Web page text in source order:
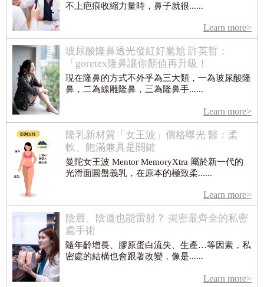
不上疤痕收縮力量時，鼻子就很......
Learn more>
玻尿酸隆鼻透光發紅好尷尬 許英哲：
「goretex隆鼻讓你顏值再升級！
現在隆鼻的方式不外乎為三大類，一為玻尿酸隆
鼻，二為線雕隆鼻，三為隆鼻手......
Learn more>
隆乳新材質「女王波」價格曝光 醫：柔
軟、飽滿兼具是關鍵
曼陀女王波 Mentor MemoryXtra 屬於新一代的
光滑面圓盤義乳，在原本的極致柔......
Learn more>
陰唇、陰道也能雷射？ 揭密最齊全的私密
處手術
隨年齡增長、膠原蛋白流失、生產…等因素，私
密處的結構也會跟著改變，像是......
Learn more>